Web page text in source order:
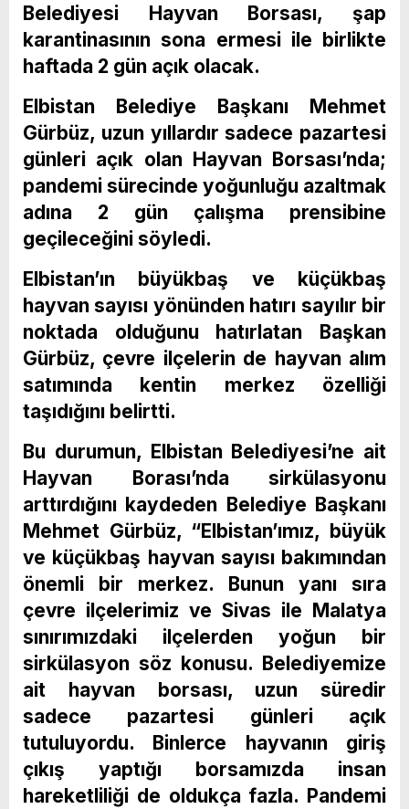
Belediyesi Hayvan Borsası, şap
karantinasının sona ermesi ile birlikte
haftada 2 gün açık olacak.
Elbistan Belediye Başkanı Mehmet
Gürbüz, uzun yıllardır sadece pazartesi
günleri açık olan Hayvan Borsası’nda;
pandemi sürecinde yoğunluğu azaltmak
adına 2 gün çalışma prensibine
geçileceğini söyledi.
Elbistan’ın büyükbaş ve küçükbaş
hayvan sayısı yönünden hatırı sayılır bir
noktada olduğunu hatırlatan Başkan
Gürbüz, çevre ilçelerin de hayvan alım
satımında kentin merkez özelliği
taşıdığını belirtti.
Bu durumun, Elbistan Belediyesi’ne ait
Hayvan Borası’nda sirkülasyonu
arttırdığını kaydeden Belediye Başkanı
Mehmet Gürbüz, “Elbistan’ımız, büyük
ve küçükbaş hayvan sayısı bakımından
önemli bir merkez. Bunun yanı sıra
çevre ilçelerimiz ve Sivas ile Malatya
sınırımızdaki ilçelerden yoğun bir
sirkülasyon söz konusu. Belediyemize
ait hayvan borsası, uzun süredir
sadece pazartesi günleri açık
tutuluyordu. Binlerce hayvanın giriş
çıkış yaptığı borsamızda insan
hareketliliği de oldukça fazla. Pandemi